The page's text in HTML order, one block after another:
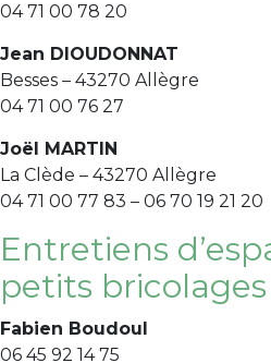
04 71 00 78 20
Jean DIOUDONNAT
Besses – 43270 Allègre
04 71 00 76 27
Joël MARTIN
La Clède – 43270 Allègre
04 71 00 77 83 – 06 70 19 21 20
Entretiens
petits bricolages
Fabien Boudoul
06 45 92 14 75